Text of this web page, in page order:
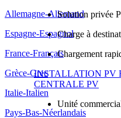
Allemagne-Allemand
Espagne-Espagnol
France-Français
Grèce-Grec
Italie-Italien
Pays-Bas-Néerlandais
Solution privée
Charge à
Chargement
INSTALLATION PV
CENTRALE PV
Unité